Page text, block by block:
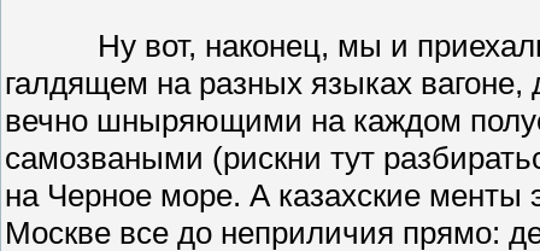
Ну вот, наконец, мы и
галдящем на разных языках вагоне,
вечно шныряющими на каждом
самозваными (рискни тут
на Черное море. А казахские
Москве все до неприличия прямо: